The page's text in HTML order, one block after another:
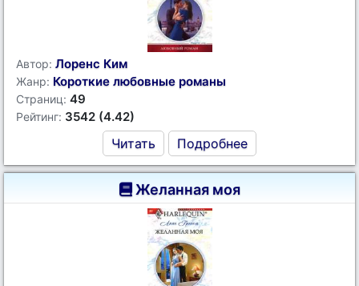
Автор: Лоренс Ким
Жанр: Короткие любовные романы
Страниц: 49
Рейтинг: 3542 (4.42)
Читать Подробнее
Желанная моя